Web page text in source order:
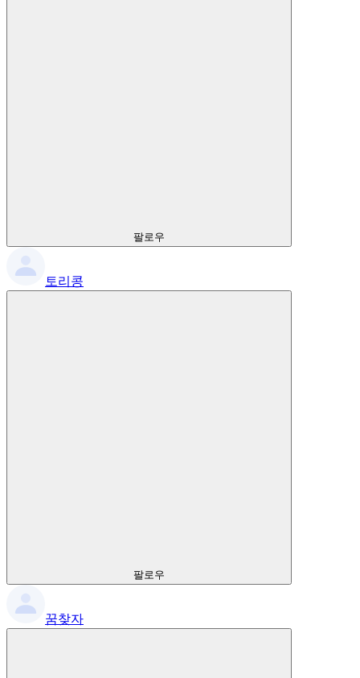
팔로우
토리콩
팔로우
꿈찾자